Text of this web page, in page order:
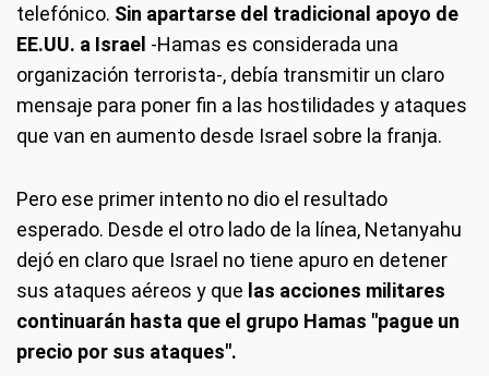
telefónico. Sin apartarse del tradicional apoyo de
EE.UU. a Israel -Hamas es considerada una
organización terrorista-, debía transmitir un claro
mensaje para poner fin a las hostilidades y ataques
que van en aumento desde Israel sobre la franja.
Pero ese primer intento no dio el resultado
esperado. Desde el otro lado de la línea, Netanyahu
dejó en claro que Israel no tiene apuro en detener
sus ataques aéreos y que las acciones militares
continuarán hasta que el grupo Hamas "pague un
precio por sus ataques".